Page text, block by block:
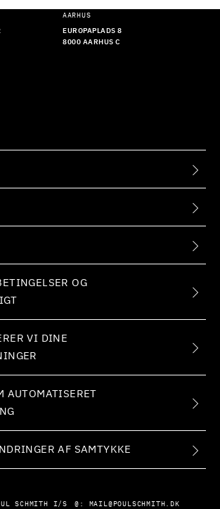
AARHUS
EUROPAPLADS 8
8000 AARHUS C
SCHMITH I/S @: MAIL@POULSCHMITH.DK
OG
VI DINE
AUTOMATISERET
AF SAMTYKKE